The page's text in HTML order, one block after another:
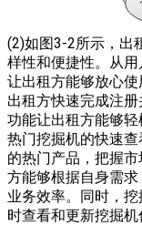
(2)如图3-2所示，出
样性和便捷性。从
让出租方能够放心
出租方快速完成注
功能让出租方能够轻
热门挖掘机的快速
的热门产品，把握
方能够根据自身需
业务效率。同时，
时查看和更新挖掘机